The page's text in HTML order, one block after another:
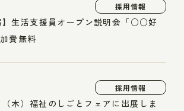
採用情報
】生活支援員オープン説明会「○○好
費無料
採用情報
木）福祉のしごとフェアに出展しま